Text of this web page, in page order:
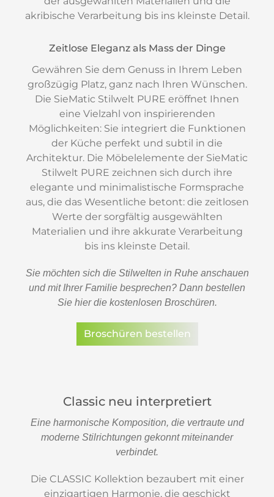
akribische Verarbeitung bis ins kleinste Detail.
Zeitlose Eleganz als Mass der Dinge
Gewähren Sie dem Genuss in Ihrem Leben
großzügig Platz, ganz nach Ihren Wünschen.
Die SieMatic Stilwelt PURE eröffnet Ihnen
eine Vielzahl von inspirierenden
Möglichkeiten: Sie integriert die Funktionen
der Küche perfekt und subtil in die
Architektur. Die Möbelelemente der SieMatic
Stilwelt PURE zeichnen sich durch ihre
elegante und minimalistische Formsprache
aus, die das Wesentliche betont: die zeitlosen
Werte der sorgfältig ausgewählten
Materialien und ihre akkurate Verarbeitung
bis ins kleinste Detail.
Sie möchten sich die Stilwelten in Ruhe anschauen
und mit Ihrer Familie besprechen? Dann bestellen
Sie hier die kostenlosen Broschüren.
Broschüren bestellen
Classic neu interpretiert
Eine harmonische Komposition, die vertraute und
moderne Stilrichtungen gekonnt miteinander
verbindet.
Die CLASSIC Kollektion bezaubert mit einer
einzigartigen Harmonie, die geschickt